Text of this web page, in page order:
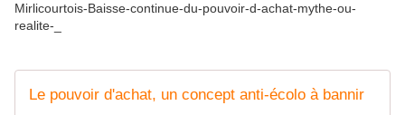
Mirlicourtois-Baisse-continue-du-pouvoir-d-achat-mythe-ou-
realite-_
Le pouvoir d'achat, un concept anti-écolo à bannir